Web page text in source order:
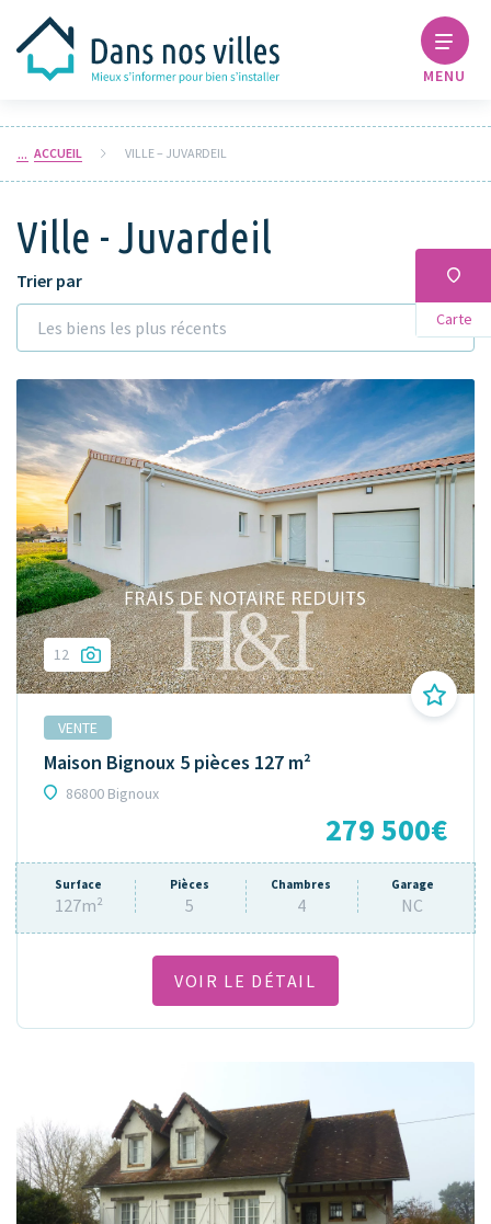
MENU
ACCUEIL VILLE – JUVARDEIL
Ville - Juvardeil
Carte
Trier par
Les biens les plus récents
12
VENTE
Maison Bignoux 5 pièces 127 m²
86800 Bignoux
279 500€
Surface
127m²
Pièces
5
Chambres
4
Garage
NC
VOIR LE DÉTAIL